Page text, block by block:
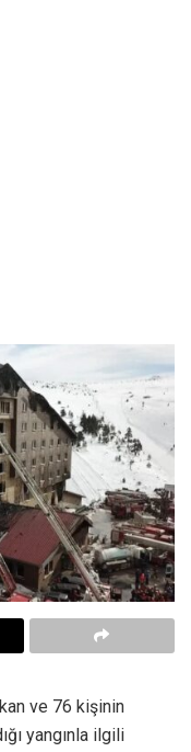
ve 76 kişinin
yangınla ilgili